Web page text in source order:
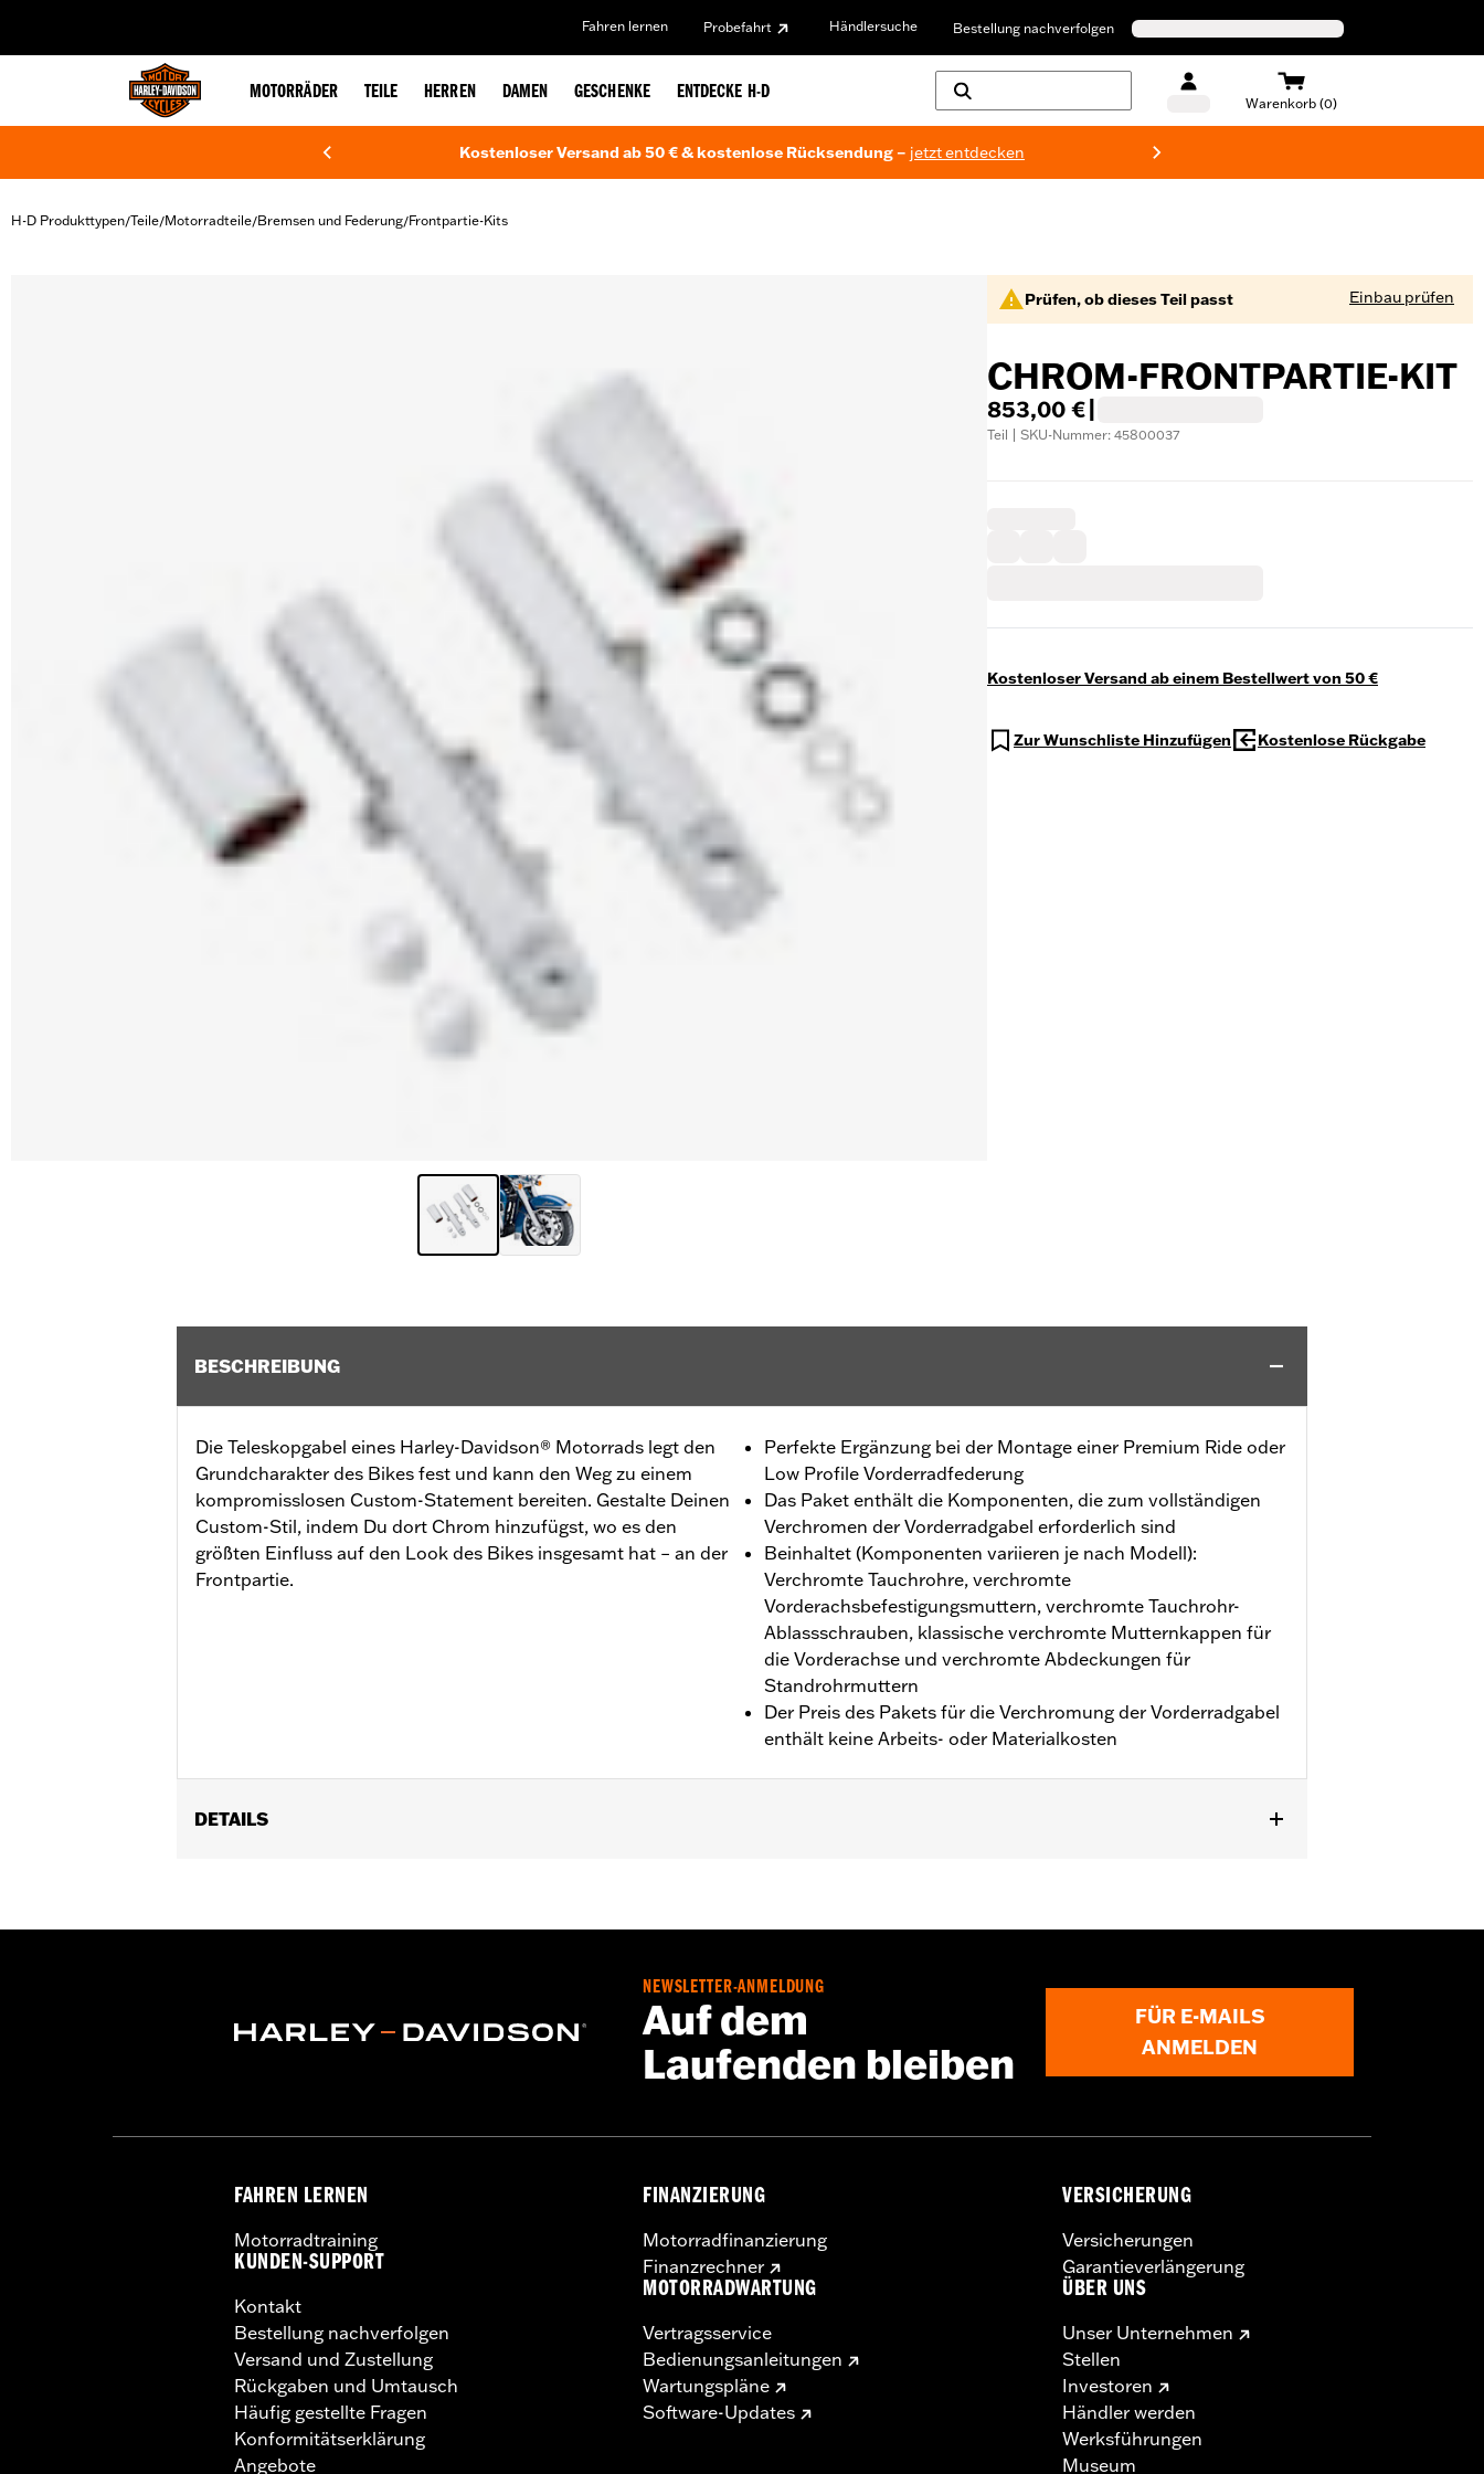
Fahren lernen Probefahrt Händlersuche Bestellung nachverfolgen
MOTORRÄDER TEILE HERREN DAMEN GESCHENKE ENTDECKE H-D
Warenkorb (0)
Kostenloser Versand ab 50 € & kostenlose Rücksendung – jetzt entdecken
H-D Produkttypen/Teile/Motorradteile/Bremsen und Federung/Frontpartie-Kits
Prüfen, ob dieses Teil passt Einbau prüfen
CHROM-FRONTPARTIE-KIT
853,00 €
Teil | SKU-Nummer: 45800037
Kostenloser Versand ab einem Bestellwert von 50 €
Zur Wunschliste Hinzufügen Kostenlose Rückgabe
BESCHREIBUNG
Die Teleskopgabel eines Harley-Davidson® Motorrads legt den
Grundcharakter des Bikes fest und kann den Weg zu einem
kompromisslosen Custom-Statement bereiten. Gestalte Deinen
Custom-Stil, indem Du dort Chrom hinzufügst, wo es den
größten Einfluss auf den Look des Bikes insgesamt hat – an der
Frontpartie.
Perfekte Ergänzung bei der Montage einer Premium Ride oder
Low Profile Vorderradfederung
Das Paket enthält die Komponenten, die zum vollständigen
Verchromen der Vorderradgabel erforderlich sind
Beinhaltet (Komponenten variieren je nach Modell):
Verchromte Tauchrohre, verchromte
Vorderachsbefestigungsmuttern, verchromte Tauchrohr-
Ablassschrauben, klassische verchromte Mutternkappen für
die Vorderachse und verchromte Abdeckungen für
Standrohrmuttern
Der Preis des Pakets für die Verchromung der Vorderradgabel
enthält keine Arbeits- oder Materialkosten
DETAILS
In Einheiten erhältlich:Jeweils
NEWSLETTER-ANMELDUNG
Auf dem
Laufenden bleiben
FÜR E-MAILS
ANMELDEN
FAHREN LERNEN
Motorradtraining
KUNDEN-SUPPORT
Kontakt
Bestellung nachverfolgen
Versand und Zustellung
Rückgaben und Umtausch
Häufig gestellte Fragen
Konformitätserklärung
Angebote
FINANZIERUNG
Motorradfinanzierung
Finanzrechner
MOTORRADWARTUNG
Vertragsservice
Bedienungsanleitungen
Wartungspläne
Software-Updates
VERSICHERUNG
Versicherungen
Garantieverlängerung
ÜBER UNS
Unser Unternehmen
Stellen
Investoren
Händler werden
Werksführungen
Museum